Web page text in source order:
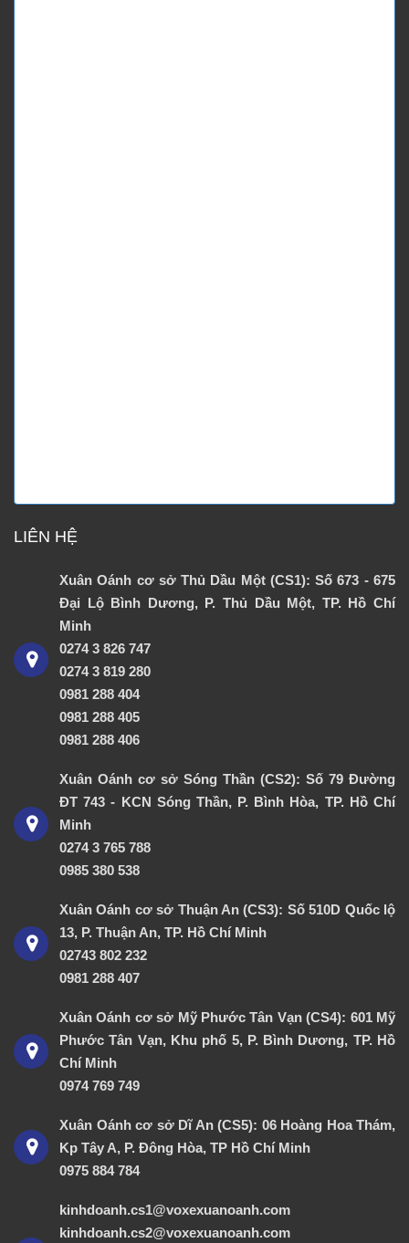
LIÊN HỆ
Xuân Oánh cơ sở Thủ Dầu Một (CS1): Số 673 - 675
Đại Lộ Bình Dương, P. Thủ Dầu Một, TP. Hồ Chí
Minh
0274 3 826 747
0274 3 819 280
0981 288 404
0981 288 405
0981 288 406
Xuân Oánh cơ sở Sóng Thần (CS2): Số 79 Đường
ĐT 743 - KCN Sóng Thần, P. Bình Hòa, TP. Hồ Chí
Minh
0274 3 765 788
0985 380 538
Xuân Oánh cơ sở Thuận An (CS3): Số 510D Quốc lộ
13, P. Thuận An, TP. Hồ Chí Minh
02743 802 232
0981 288 407
Xuân Oánh cơ sở Mỹ Phước Tân Vạn (CS4): 601 Mỹ
Phước Tân Vạn, Khu phố 5, P. Bình Dương, TP. Hồ
Chí Minh
0974 769 749
Xuân Oánh cơ sở Dĩ An (CS5): 06 Hoàng Hoa Thám,
Kp Tây A, P. Đông Hòa, TP Hồ Chí Minh
0975 884 784
kinhdoanh.cs1@voxexuanoanh.com
kinhdoanh.cs2@voxexuanoanh.com